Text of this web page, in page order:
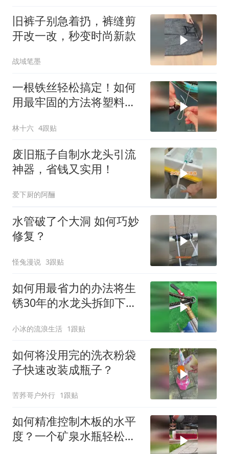
旧裤子别急着扔，裤缝剪
开改一改，秒变时尚新款
战域笔墨
一根铁丝轻松搞定！如何
用最牢固的方法将塑料袋
林十六 4跟贴
废旧瓶子自制水龙头引流
神器，省钱又实用！
爱下厨的阿酾
水管破了个大洞 如何巧妙
修复？
怪兔漫说 3跟贴
如何用最省力的办法将生
锈30年的水龙头拆卸下
小冰的流浪生活 1跟贴
如何将没用完的洗衣粉袋
子快速改装成瓶子？
苦荞哥户外行 1跟贴
如何精准控制木板的水平
度？一个矿泉水瓶轻松解